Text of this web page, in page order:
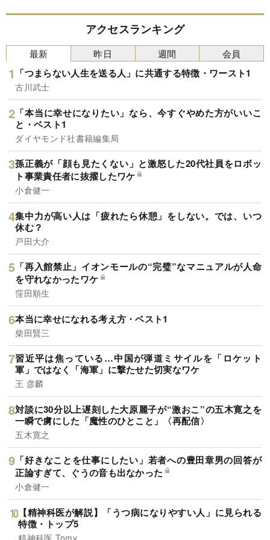
アクセスランキング
最新
「つまらない人生を送る人」に共通する特徴・ワースト1
古川武士
「本当に幸せになりたい」なら、今すぐやめた方がいいこ
と・ベスト1
ダイヤモンド社書籍編集局
孫正義が「顔も見たくない」と激怒した20代社員をロボッ
ト事業責任者に抜擢したワケ
小倉健一
集中力が高い人は「疲れたら休憩」をしない。では、いつ
休む？
戸田大介
「再入館禁止」イオンモールの“完璧”なマニュアルが人命
を守れなかったワケ
窪田順生
本当に幸せになれる考え方・ベスト1
柴田賢三
習近平は焦っている…中国が弾道ミサイルを「ロケット
軍」ではなく「海軍」に撃たせた切実なワケ
王 彦麟
対談に30分以上遅刻した大原麗子が“激おこ”の五木寛之を
一瞬で虜にした「魔性のひとこと」〈再配信〉
五木寛之
「好きなことを仕事にしたい」若者への豊田章男の回答が
正論すぎて、ぐうの音も出なかった
小倉健一
【精神科医が解説】「うつ病になりやすい人」に見られる
特徴・トップ5
精神科医 Tomy
昨日 週間 会員